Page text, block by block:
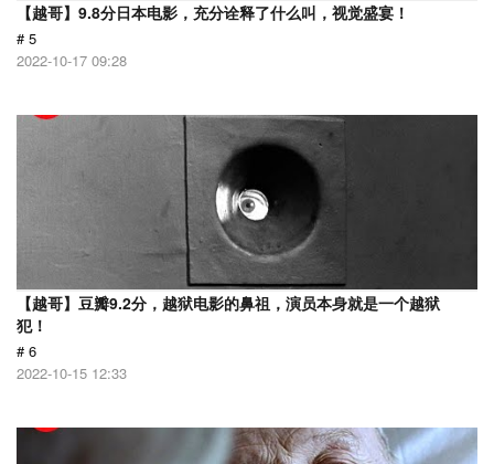
【越哥】9.8分日本电影，充分诠释了什么叫，视觉盛宴！
# 5
2022-10-17 09:28
【越哥】豆瓣9.2分，越狱电影的鼻祖，演员本身就是一个越狱
犯！
# 6
2022-10-15 12:33